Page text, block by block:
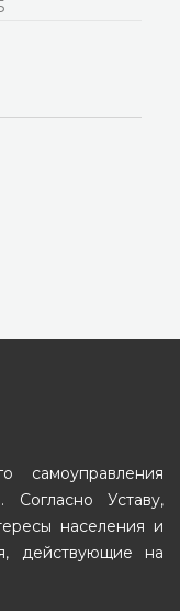
самоуправления
Согласно Уставу,
населения и
действующие на